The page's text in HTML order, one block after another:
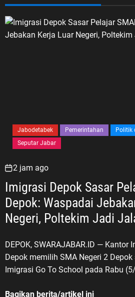
Jabodetabek Pemerintahan
Politik
Seputar Jabar
2 jam ago
Imigrasi Depok Sasar
Depok: Waspadai
DEPOK, SWARAJABAR.ID — Kantor
Depok memilih SMA Negeri 2
Imigrasi Go To School pada Rabu
Bagikan berita/artikel ini